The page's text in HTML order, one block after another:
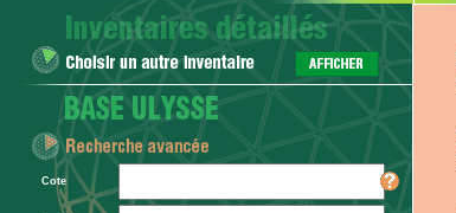
Cote